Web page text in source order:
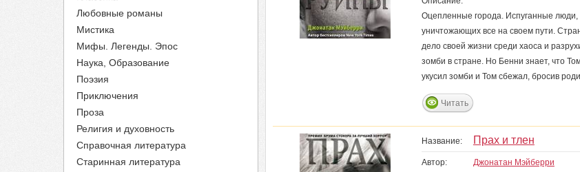
Любовные романы
Мистика
Мифы. Легенды. Эпос
Наука, Образование
Поэзия
Приключения
Проза
Религия и духовность
Справочная литература
Старинная литература
Оцепленные города. Испуганные
уничтожающих все на своем пути.
дело своей жизни среди хаоса и
зомби в стране. Но Бенни знает, что
укусил зомби и Том сбежал, бросив
Читать
Название: Прах и тлен
Автор: Джонатан Мэйберри